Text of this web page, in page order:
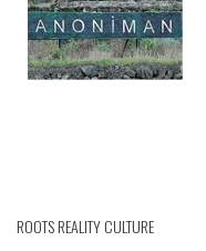
ROOTS REALITY CULTURE